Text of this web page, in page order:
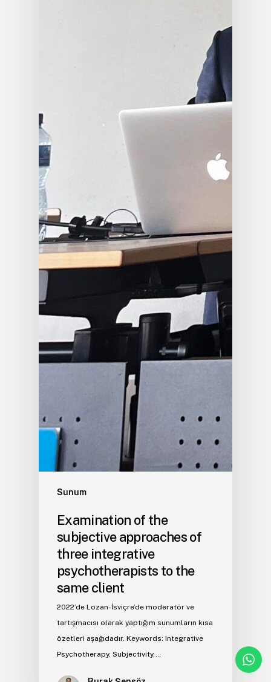
Sunum
Examination of the
subjective approaches of
three integrative
psychotherapists to the
same client
2022’de Lozan-İsviçre’de moderatör ve
tartışmacısı olarak yaptığım sunumların kısa
özetleri aşağıdadır. Keywords: Integrative
Psychotherapy, Subjectivity,…